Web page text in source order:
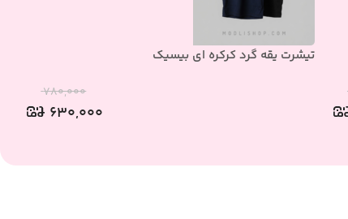
تیشرت یقه گرد کرکره ای بیسیک
۷۸۰,۰۰۰
۶۳۰,۰۰۰